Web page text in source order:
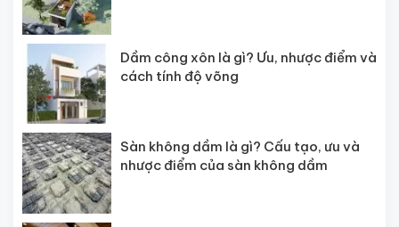
Dầm công xôn là gì? Ưu, nhược điểm và
cách tính độ võng
Sàn không dầm là gì? Cấu tạo, ưu và
nhược điểm của sàn không dầm